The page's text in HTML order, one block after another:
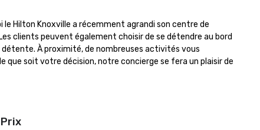
Hilton Knoxville a récemment agrandi son centre de
clients peuvent également choisir de se détendre au bord
À proximité, de nombreuses activités vous
que soit votre décision, notre concierge se fera un plaisir de
Prix